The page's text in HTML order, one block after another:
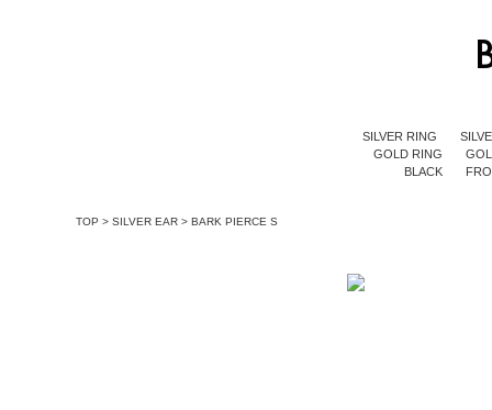
SILVER RING
GOLD RING
BLACK
TOP > SILVER EAR > BARK PIERCE S